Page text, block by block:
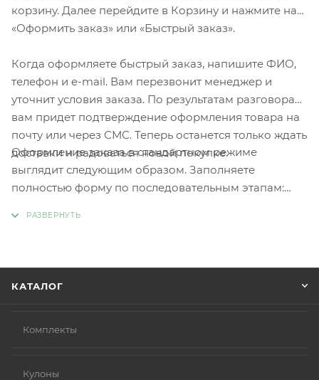
корзину. Далее перейдите в Корзину и нажмите на
«Оформить заказ» или «Быстрый заказ».
Когда оформляете быстрый заказ, напишите ФИО,
телефон и e-mail. Вам перезвонит менеджер и
уточнит условия заказа. По результатам разговора
вам придет подтверждение оформления товара на
почту или через СМС. Теперь останется только ждать
доставки и радоваться новой покупке.
Оформление заказа в стандартном режиме
выглядит следующим образом. Заполняете
полностью форму по последовательным этапам:
КАТАЛОГ
Комплекты
Кулоны